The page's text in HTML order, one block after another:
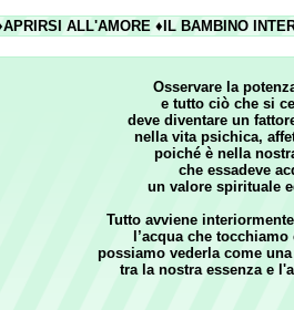
Osservare la potenza dell’acqua
deve diventare un fattore
poiché è nella nostra coscienza
che essadeve acquistare
un valore spirituale ed energetico
Tutto avviene interiormente e
l’acqua che tocchiamo e che
possiamo vederla come una medium
tra la nostra essenza e l'ambiente est